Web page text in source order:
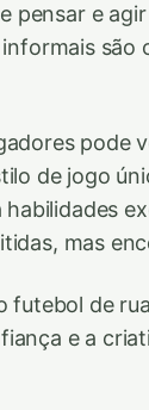
pensar e
são
pode
de jogo
mas
futebol de
e a